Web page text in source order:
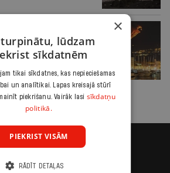
Etnas vulkāns
×
lūdzam
sīkdatnēm
tikai sīkdatnes, kas nepieciešamas
un analītikai. Lapas kreisajā stūrī
piekrišanu. Vairāk lasi sīkdatņu
politikā.
PIEKRIST VISĀM
RĀDĪT DETAĻAS